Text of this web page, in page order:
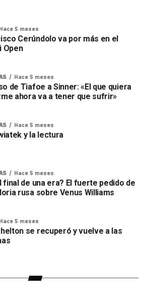
Hace 5 meses
Cerúndolo va por más en el
Open
Hace 5 meses
de Tiafoe a Sinner: «El que quiera
ahora va a tener que sufrir»
Hace 5 meses
y la lectura
Hace 5 meses
final de una era? El fuerte pedido de
rusa sobre Venus Williams
Hace 5 meses
se recuperó y vuelve a las